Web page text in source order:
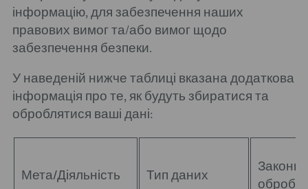
інформацію, для забезпечення наших
правових вимог та/або вимог щодо
забезпечення безпеки.
У наведеній нижче таблиці вказана додаткова
інформація про те, як будуть збиратися та
оброблятися ваші дані:
Мета/Діяльність Тип даних
обробки